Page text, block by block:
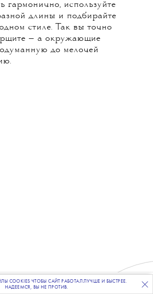
НА НАШУ ВЕЧЕРНЮЮ РАССЫЛКУ
гармонично, используйте
длины и подбирайте
стиле. Так вы точно
— а окружающие
до мелочей
COOKIES ЧТОБЫ САЙТ РАБОТАЛ ЛУЧШЕ И БЫСТРЕЕ.
НАДЕЕМСЯ, ВЫ НЕ ПРОТИВ.